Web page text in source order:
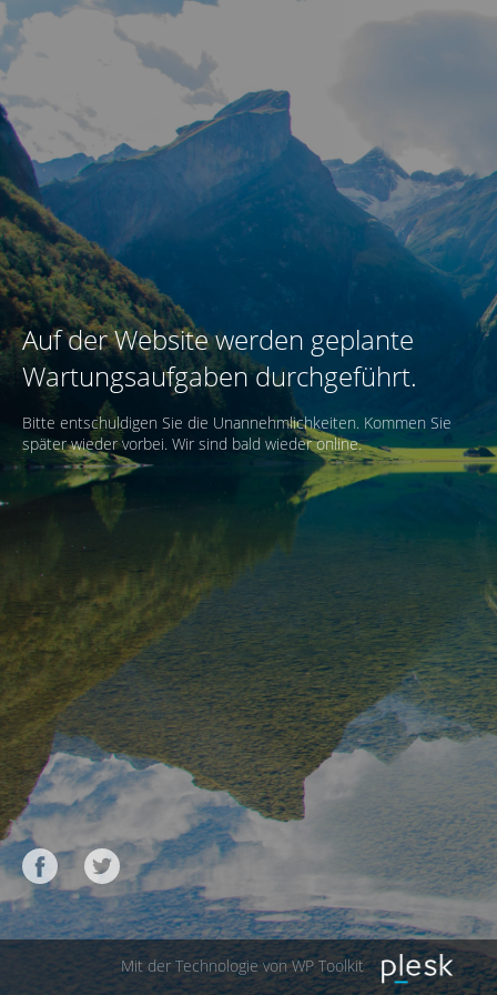
Auf der Website werden geplante
Wartungsaufgaben durchgeführt.
Bitte entschuldigen Sie die Unannehmlichkeiten. Kommen Sie
später wieder vorbei. Wir sind bald wieder online.
Mit der Technologie von WP Toolkit